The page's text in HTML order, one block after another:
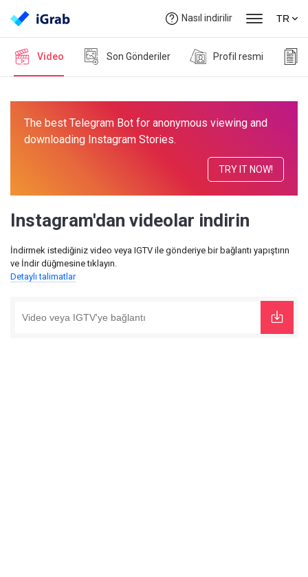
Nasıl indirilir TR
Video Son Gönderiler Profil resmi
The best Telegram Bot for anonymous viewing and
downloading Instagram Stories.
TRY IT NOW!
Instagram'dan videolar indirin
İndirmek istediğiniz video veya IGTV ile gönderiye bir bağlantı yapıştırın
ve İndir düğmesine tıklayın.
Detaylı talimatlar